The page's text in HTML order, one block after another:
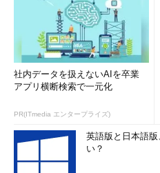
社内データを扱えないAIを卒業
アプリ横断検索で一元化
PR(ITmedia エンタープライズ)
英語版と日本語
い？